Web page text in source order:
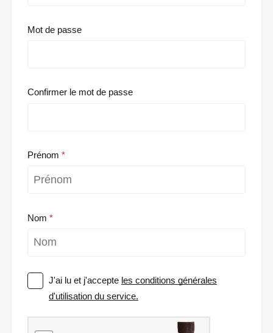
Mot de passe
Confirmer le mot de passe
Prénom
Nom
J'ai lu et j'accepte les conditions générales
d'utilisation du service.